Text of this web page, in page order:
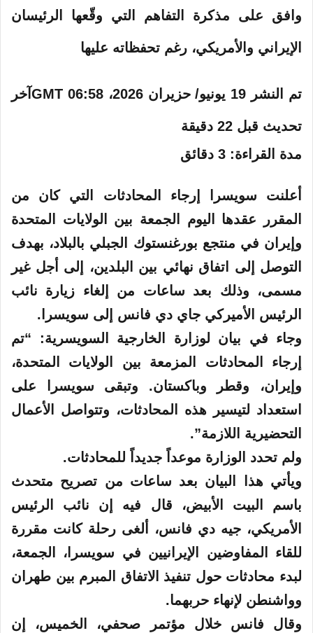
وافق ‌على مذكرة التفاهم التي وقّعها الرئيسان
الإيراني والأمريكي، رغم تحفظاته عليها
تم النشر 19 يونيو/ حزيران 2026، 06:58 GMT آخر
تحديث قبل 22 دقيقة
مدة القراءة: 3 دقائق
أعلنت سويسرا إرجاء المحادثات التي كان من
المقرر عقدها اليوم الجمعة بين الولايات ⁠المتحدة
وإيران في منتجع بورغنستوك الجبلي بالبلاد، بهدف
التوصل إلى اتفاق نهائي بين البلدين، إلى أجل غير
مسمى، وذلك بعد ساعات من إلغاء زيارة نائب
الرئيس الأميركي جاي دي فانس إلى سويسرا.
وجاء في بيان لوزارة الخارجية السويسرية: “تم
إرجاء المحادثات المزمعة بين الولايات المتحدة،
وإيران، وقطر وباكستان. وتبقى سويسرا على
استعداد لتيسير هذه المحادثات، وتتواصل الأعمال
التحضيرية اللازمة”.
ولم تحدد الوزارة موعداً جديداً للمحادثات.
ويأتي هذا البيان بعد ساعات من تصريح متحدث
باسم البيت الأبيض، قال فيه إن ‌نائب ⁠الرئيس
الأمريكي، جيه دي فانس، ألغى رحلة كانت مقررة
للقاء ⁠المفاوضين الإيرانيين في سويسرا، الجمعة،
لبدء ⁠محادثات حول تنفيذ الاتفاق المبرم ⁠بين طهران
وواشنطن لإنهاء حربهما.
وقال فانس خلال مؤتمر صحفي، الخميس، إن